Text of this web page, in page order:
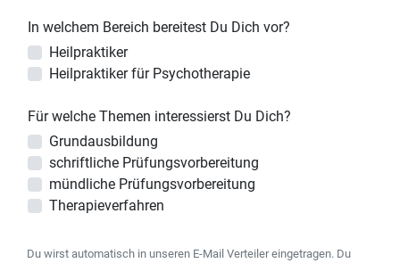
In welchem Bereich bereitest Du Dich vor?
Heilpraktiker
Heilpraktiker für Psychotherapie
Für welche Themen interessierst Du Dich?
Grundausbildung
schriftliche Prüfungsvorbereitung
mündliche Prüfungsvorbereitung
Therapieverfahren
Du wirst automatisch in unseren E-Mail Verteiler eingetragen. Du